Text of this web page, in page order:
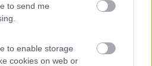
to send me
to enable storage
cookies on web or